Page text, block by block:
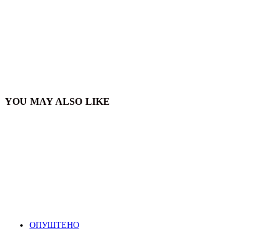
YOU MAY ALSO LIKE
ОПУШТЕНО